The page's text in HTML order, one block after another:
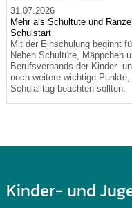
31.07.2026
Mehr als Schultüte und
Schulstart
Mit der Einschulung beginnt
Neben Schultüte, Mäppchen
Berufsverbands der Kinder-
noch weitere wichtige
Schulalltag beachten sollten.
Kinder- und